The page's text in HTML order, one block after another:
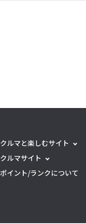
クルマと楽しむサイト
クルマサイト
ポイント/ランクについて